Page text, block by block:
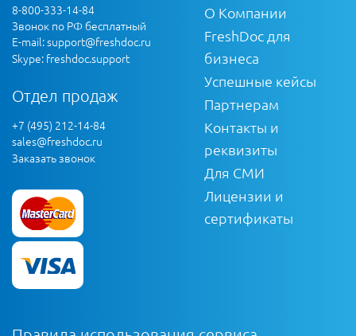
8-800-333-14-84
Звонок по РФ бесплатный
E-mail:support@freshdoc.ru
Skype: freshdoc.support
Отдел продаж
+7 (495) 212-14-84
sales@freshdoc.ru
Заказать звонок
О Компании
FreshDoc для
бизнеса
Успешные кейсы
Партнерам
Контакты и
реквизиты
Для СМИ
Лицензии и
сертификаты